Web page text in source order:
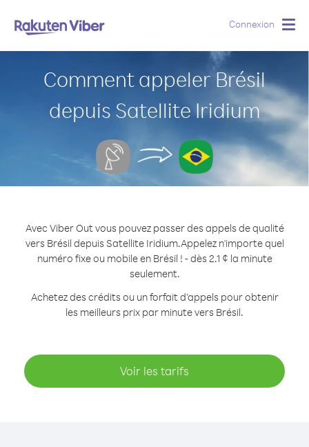
Connexion
Comment appeler Brésil
depuis Satellite Iridium
Avec Viber Out vous pouvez passer des appels de qualité
vers Brésil depuis Satellite Iridium.Appelez n'importe quel
numéro fixe ou mobile en Brésil ! - dès 2.1 ¢ la minute
seulement.
Achetez des crédits ou un forfait d’appels pour obtenir
les meilleurs prix par minute vers Brésil.
Voir les tarifs